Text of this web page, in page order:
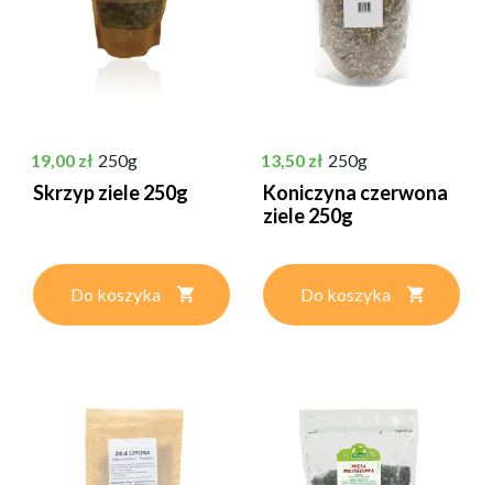
Cena
19,00 zł 250g
Skrzyp ziele 250g
Do koszyka
Cena
13,50 zł 250g
Koniczyna czerwona
ziele 250g
Do koszyka